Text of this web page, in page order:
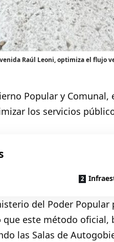
Raúl Leoni, optimiza el flujo
Popular y
los servicios
del Poder Popular
que este método
las Salas de